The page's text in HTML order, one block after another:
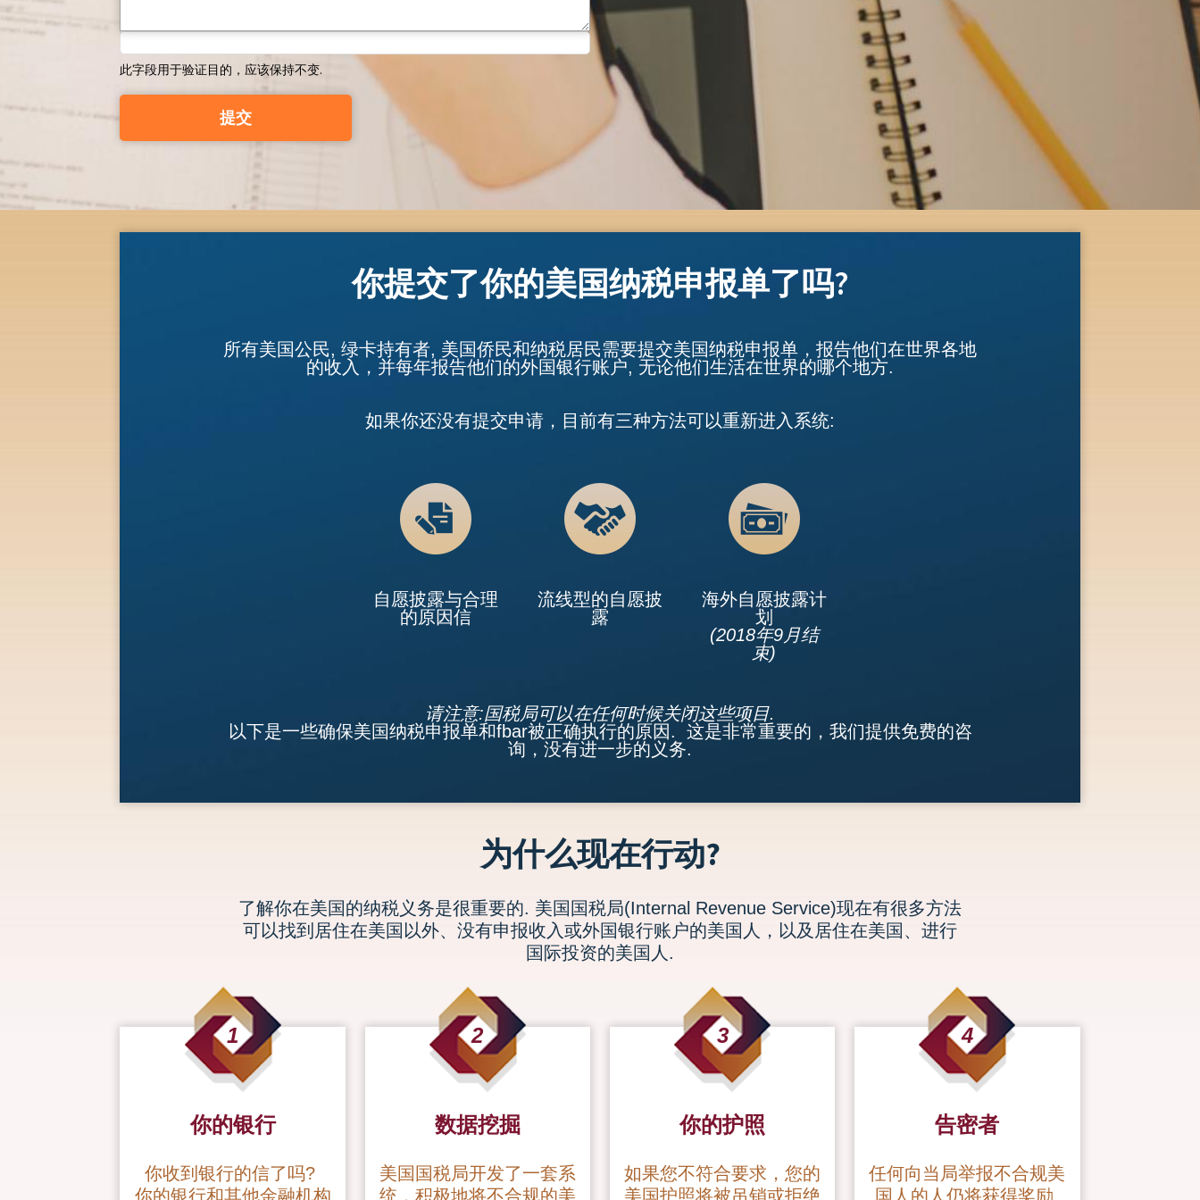
此字段用于验证目的，应该保持不变.
你提交了你的美国纳税申报单了吗?
所有美国公民, 绿卡持有者, 美国侨民和纳税居民需要提交美国纳税申报单，报告他们在世界各地
的收入，并每年报告他们的外国银行账户, 无论他们生活在世界的哪个地方.
如果你还没有提交申请，目前有三种方法可以重新进入系统:
自愿披露与合理
的原因信
流线型的自愿披
露
海外自愿披露计
划
(2018年9月结
束)
请注意:国税局可以在任何时候关闭这些项目.
以下是一些确保美国纳税申报单和fbar被正确执行的原因. 这是非常重要的，我们提供免费的咨
询，没有进一步的义务.
为什么现在行动?
了解你在美国的纳税义务是很重要的. 美国国税局(Internal Revenue Service)现在有很多方法
可以找到居住在美国以外、没有申报收入或外国银行账户的美国人，以及居住在美国、进行
国际投资的美国人.
1
你的银行
你收到银行的信了吗?
你的银行和其他金融机构
2
数据挖掘
美国国税局开发了一套系
统，积极地将不合规的美
3
你的护照
如果您不符合要求，您的
美国护照将被吊销或拒绝
4
告密者
任何向当局举报不合规美
国人的人仍将获得奖励.